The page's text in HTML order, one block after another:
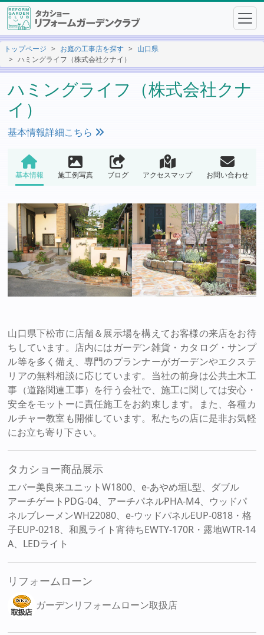
トップページ お庭の工事店を探す
山口県
ハミングライフ（株式会社クナイ）
ハミングライフ（株式会社クナ
イ）
基本情報詳細こちら
基本情報 施工例写真 ブログ アクセスマップ お問い合わせ
山口県下松市に店舗＆展示場を構えてお客様の来店をお待
ちしています。店内にはガーデン雑貨・カタログ・サンプ
ル等を多く備え、専門のプランナーがガーデンやエクステ
リアの無料相談に応じています。当社の前身は公共土木工
事（道路関連工事）を行う会社で、施工に関しては安心・
安全をモットーに責任施工をお約束します。また、各種カ
ルチャー教室も開催しています。私たちの店に是非お気軽
にお立ち寄り下さい。
タカショー商品展示
エバー美良来ユニットW1800、e-あやめ垣L型、ダブル
アーチゲートPDG-04、アーチパネルPHA-M4、ウッドパ
ネルブレーメンWH22080、e-ウッドパネルEUP-0818・格
子EUP-0218、和風ライト宵待ちEWTY-170R・露地WTR-14
A、LEDライト
リフォームローン
ガーデンリフォームローン取扱店